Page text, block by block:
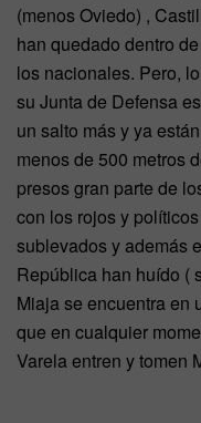
(menos Oviedo) ,
han quedado dentro
los nacionales. Pero,
su Junta de Defensa
un salto más y ya
menos de 500 metros
presos gran parte de
con los rojos y
sublevados y además
República han huído (
Miaja se encuentra en
que en cualquier
Varela entren y tomen